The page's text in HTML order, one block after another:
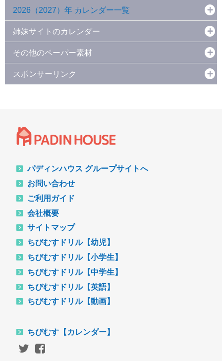
2026（2027）年 カレンダー一覧
姉妹サイトのカレンダー
その他のペーパー素材
スポンサーリンク
パディンハウス グループサイトへ
お問い合わせ
ご利用ガイド
会社概要
サイトマップ
ちびむすドリル【幼児】
ちびむすドリル【小学生】
ちびむすドリル【中学生】
ちびむすドリル【英語】
ちびむすドリル【動画】
ちびむす【カレンダー】